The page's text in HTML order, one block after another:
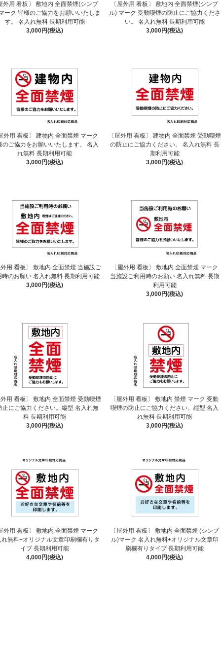
外用 看板〕 敷地内 全面禁煙(シンプ
ーク 皆様のご協力をお願いいたしま
す。 名入れ無料 長期利用可能
3,000円(税込)
〔屋外用 看板〕 敷地内 全面禁煙(シンプ
ル) マーク 受動喫煙の防止にご協力くださ
い。 名入れ無料 長期利用可能
3,000円(税込)
外用 看板〕 建物内 全面禁煙 マーク
のご協力をお願いいたします。 名入
れ無料 長期利用可能
3,000円(税込)
〔屋外用 看板〕 建物内 全面禁煙 受動喫煙
の防止にご協力ください。 名入れ無料 長
期利用可能
3,000円(税込)
用 看板〕 敷地内 全面禁煙 当施設ご
時のお願い 名入れ無料 長期利用可能
3,000円(税込)
〔屋外用 看板〕 敷地内 全面禁煙 マーク
当施設ご利用時のお願い 名入れ無料 長期
利用可能
3,000円(税込)
用 看板〕 敷地内 全面禁煙 受動喫煙
止にご協力ください。縦型 名入れ無
料 長期利用可能
3,000円(税込)
〔屋外用 看板〕 敷地内 禁煙 マーク 受動
喫煙の防止にご協力ください。縦型 名入
れ無料 長期利用可能
3,000円(税込)
外用 看板〕 敷地内 全面禁煙 マーク
れ無料+オリジナル文章印刷欄有りタ
イプ 長期利用可能
4,000円(税込)
〔屋外用 看板〕 敷地内 全面禁煙 (シンプ
ル)マーク 名入れ無料+オリジナル文章印
刷欄有りタイプ 長期利用可能
4,000円(税込)